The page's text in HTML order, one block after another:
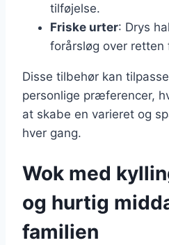
tilføjelse.
Friske urter: Drys
forårsløg over retten
Disse tilbehør kan
personlige præferencer,
at skabe en varieret og
hver gang.
Wok med
og hurtig
familien